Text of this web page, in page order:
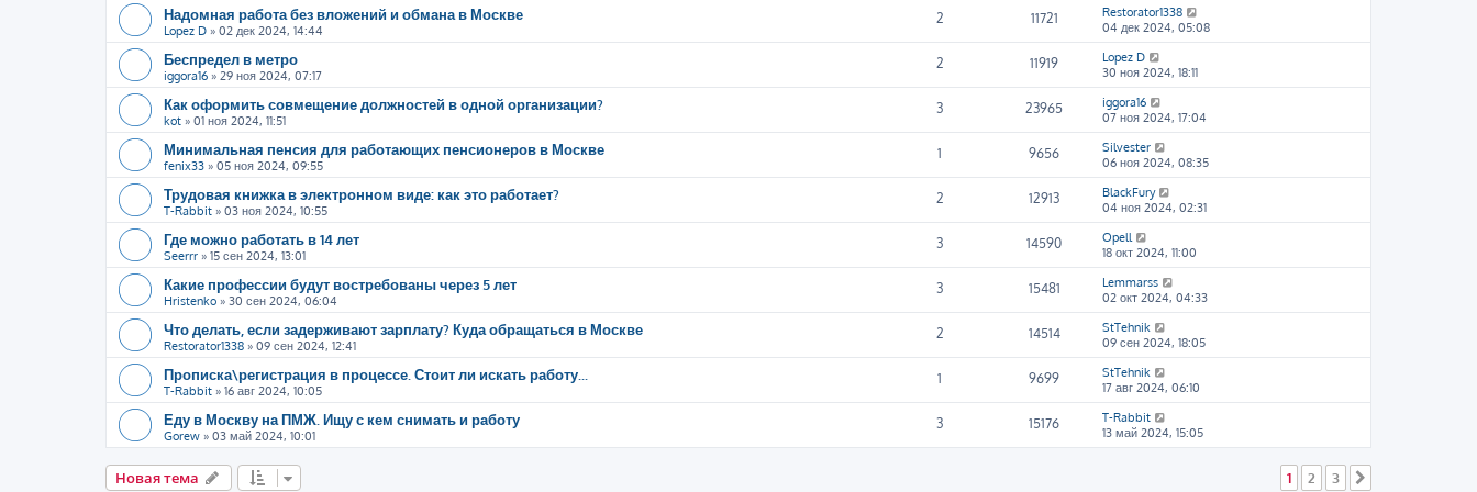
Надомная работа без вложений и обмана в Москве
Lopez D » 02 дек 2024, 14:44
2 11721
Restorator1338
04 дек 2024, 05:08
Беспредел в метро
iggora16 » 29 ноя 2024, 07:17
2 11919
Lopez D
30 ноя 2024, 18:11
Как оформить совмещение должностей в одной организации?
kot » 01 ноя 2024, 11:51
3 23965
iggora16
07 ноя 2024, 17:04
Минимальная пенсия для работающих пенсионеров в Москве
fenix33 » 05 ноя 2024, 09:55
1 9656
Silvester
06 ноя 2024, 08:35
Трудовая книжка в электронном виде: как это работает?
T-Rabbit » 03 ноя 2024, 10:55
2 12913
BlackFury
04 ноя 2024, 02:31
Где можно работать в 14 лет
Seerrr » 15 сен 2024, 13:01
3 14590
Opell
18 окт 2024, 11:00
Какие профессии будут востребованы через 5 лет
Hristenko » 30 сен 2024, 06:04
3 15481
Lemmarss
02 окт 2024, 04:33
Что делать, если задерживают зарплату? Куда обращаться в Москве
Restorator1338 » 09 сен 2024, 12:41
2 14514
StTehnik
09 сен 2024, 18:05
Прописка\регистрация в процессе. Стоит ли искать работу...
T-Rabbit » 16 авг 2024, 10:05
1 9699
StTehnik
17 авг 2024, 06:10
Еду в Москву на ПМЖ. Ищу с кем снимать и работу
Gorew » 03 май 2024, 10:01
3 15176
T-Rabbit
13 май 2024, 15:05
Новая тема 1 2 3